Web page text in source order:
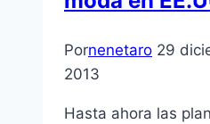
Pornenetaro 29
2013
Hasta ahora las